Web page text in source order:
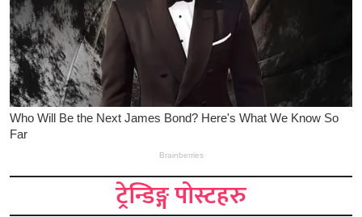
ट्रेन्डिङ्ग पोस्टहरु